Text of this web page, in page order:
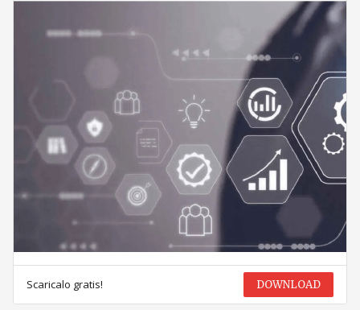
Scaricalo gratis! DOWNLOAD